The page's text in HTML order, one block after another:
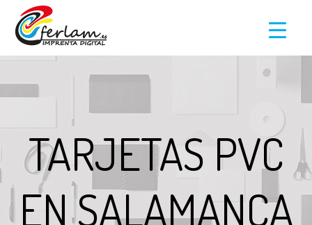
TARJETAS PVC
EN SALAMANCA